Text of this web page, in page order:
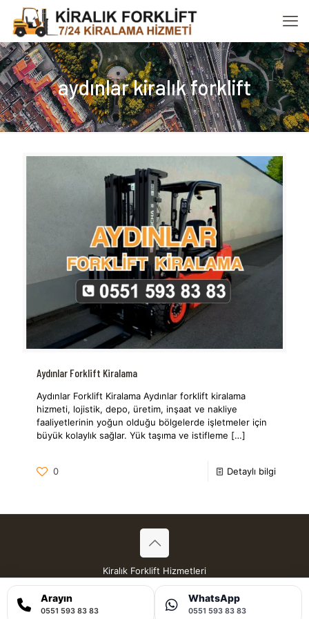
aydınlar kiralık forklift
Aydınlar Forklift Kiralama
Aydınlar Forklift Kiralama Aydınlar forklift kiralama
hizmeti, lojistik, depo, üretim, inşaat ve nakliye
faaliyetlerinin yoğun olduğu bölgelerde işletmeler için
büyük kolaylık sağlar. Yük taşıma ve istifleme […]
0 Detaylı bilgi
Kiralık Forklift Hizmetleri
Tüm Hakları Saklıdır © 2026
Arayın
0551 593 83 83
WhatsApp
0551 593 83 83